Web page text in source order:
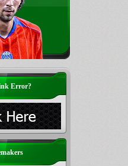
Error?